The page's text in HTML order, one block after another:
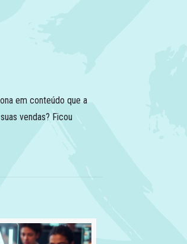
em conteúdo que a
vendas? Ficou